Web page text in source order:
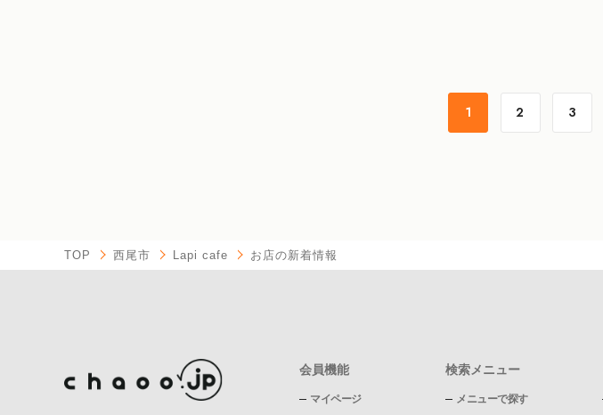
1 2 3
TOP 西尾市 Lapi cafe お店の新着情報
会員機能
マイページ
検索メニュー
メニューで探す